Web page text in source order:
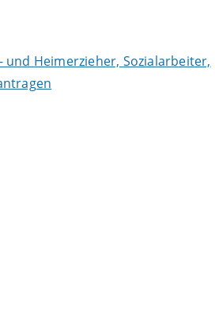
Heimerzieher, Sozialarbeiter,